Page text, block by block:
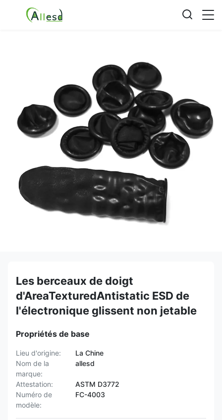
Les berceaux de doigt
d'AreaTexturedAntistatic ESD de
l'électronique glissent non jetable
Propriétés de base
Lieu d'origine:
La Chine
Nom de la
marque:
allesd
Attestation:
ASTM D3772
Numéro de
modèle:
FC-4003